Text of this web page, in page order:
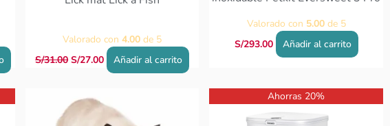
Valorado con4.00 de 5
S/31.00 S/27.00 Añadir al carrito
Valorado con 5.00de 5
S/293.00 Añadir al carrito
Ahorras 20%
precio
original
El
precio
actual